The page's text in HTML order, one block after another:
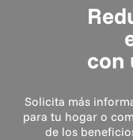
con
Solicita más
para tu hogar o
de los